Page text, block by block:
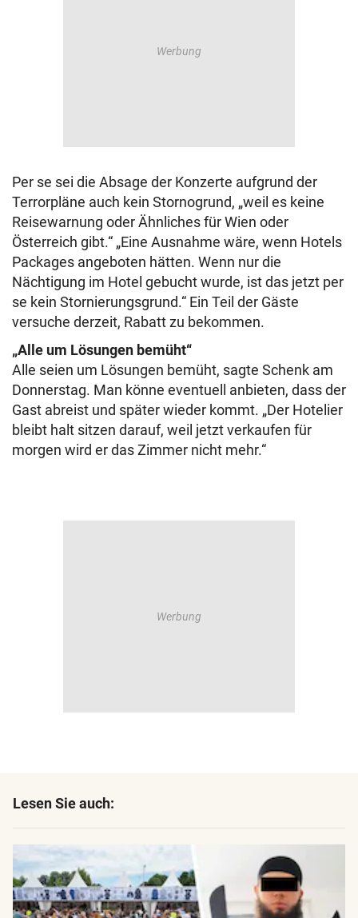
Per se sei die Absage der Konzerte aufgrund der
Terrorpläne auch kein Stornogrund, „weil es keine
Reisewarnung oder Ähnliches für Wien oder
Österreich gibt.“ „Eine Ausnahme wäre, wenn Hotels
Packages angeboten hätten. Wenn nur die
Nächtigung im Hotel gebucht wurde, ist das jetzt per
se kein Stornierungsgrund.“ Ein Teil der Gäste
versuche derzeit, Rabatt zu bekommen.
„Alle um Lösungen bemüht“
Alle seien um Lösungen bemüht, sagte Schenk am
Donnerstag. Man könne eventuell anbieten, dass der
Gast abreist und später wieder kommt. „Der Hotelier
bleibt halt sitzen darauf, weil jetzt verkaufen für
morgen wird er das Zimmer nicht mehr.“
Lesen Sie auch: